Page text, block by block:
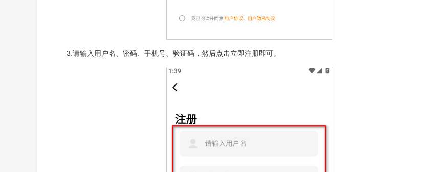
3.请输入用户名、密码、手机号、验证码，然后点击立即注册即可。